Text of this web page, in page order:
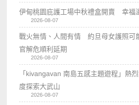
伊甸桃園庇護工場中秋禮盒開賣 幸福
2026-08-07
戰火無情、人間有情 約旦母女護照可
官解危順利延期
2026-08-07
「kivangavan 南島五感主題遊程」熱
度探索大武山
2026-08-07